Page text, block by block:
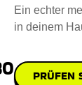
Ein echter
in deinem
PRÜFEN